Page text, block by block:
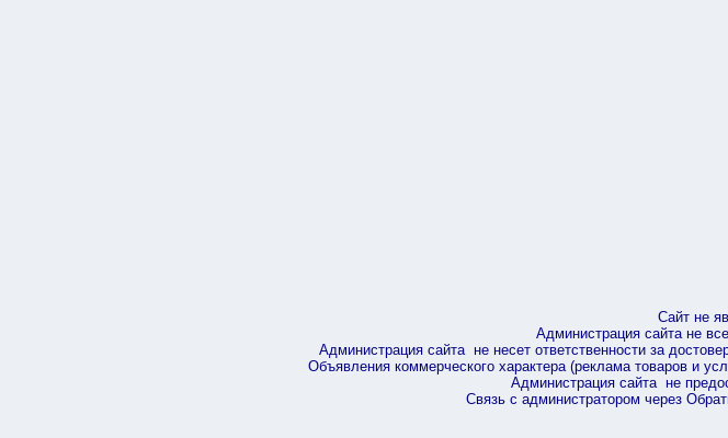
Сайт не
Администрация сайта не
Администрация сайта не несет ответственности за
Объявления коммерческого характера (реклама товаров и
Администрация сайта не
Связь с администратором через